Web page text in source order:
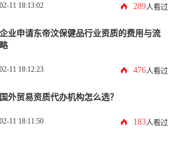
11 18:13:02 289人看过
业申请东帝汶保健品行业资质的费用与流
11 18:12:23 476人看过
外贸易资质代办机构怎么选？
11 18:11:50 183人看过